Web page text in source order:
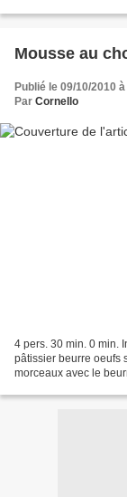
Mousse au
Publié le 09/10/2010
Par Cornello
4 pers. 30 min. 0 min.
pâtissier beurre oeufs
morceaux avec le